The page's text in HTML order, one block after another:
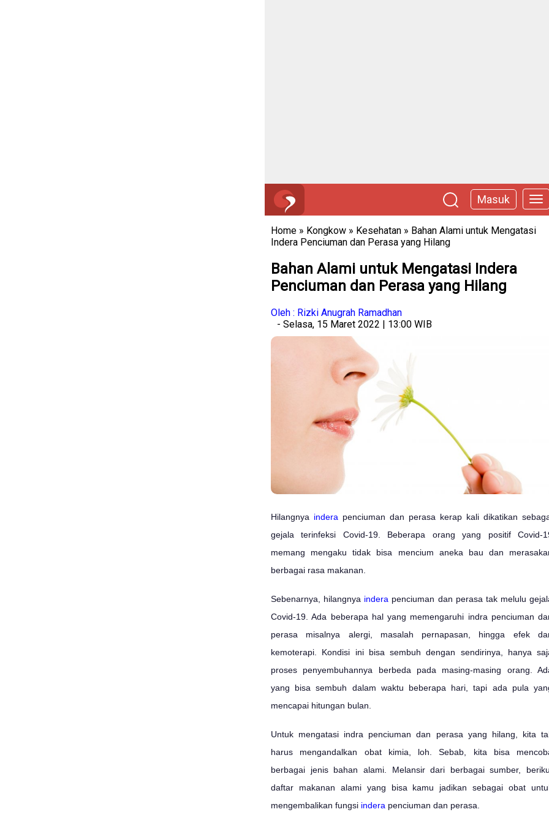
Masuk
Home » Kongkow » Kesehatan » Bahan Alami untuk Mengatasi
Indera Penciuman dan Perasa yang Hilang
Bahan Alami untuk Mengatasi Indera
Penciuman dan Perasa yang Hilang
Oleh : Rizki Anugrah Ramadhan
- Selasa, 15 Maret 2022 | 13:00 WIB
Hilangnya indera penciuman dan perasa kerap kali dikatikan
gejala terinfeksi Covid-19. Beberapa orang yang positif Covid-
memang mengaku tidak bisa mencium aneka bau dan
berbagai rasa makanan.
Sebenarnya, hilangnya indera penciuman dan perasa tak melulu
Covid-19. Ada beberapa hal yang memengaruhi indra penciuman
perasa misalnya alergi, masalah pernapasan, hingga efek
kemoterapi. Kondisi ini bisa sembuh dengan sendirinya, hanya
proses penyembuhannya berbeda pada masing-masing orang.
yang bisa sembuh dalam waktu beberapa hari, tapi ada pula
mencapai hitungan bulan.
Untuk mengatasi indra penciuman dan perasa yang hilang, kita
harus mengandalkan obat kimia, loh. Sebab, kita bisa
berbagai jenis bahan alami. Melansir dari berbagai sumber,
daftar makanan alami yang bisa kamu jadikan sebagai obat
mengembalikan fungsi indera penciuman dan perasa.